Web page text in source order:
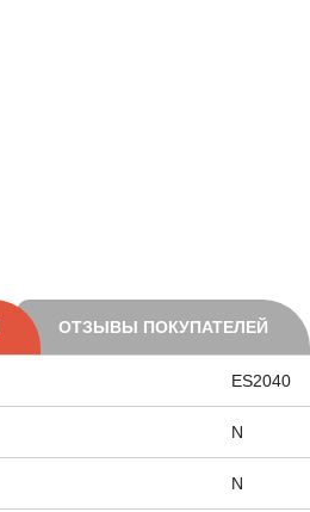
ОТЗЫВЫ ПОКУПАТЕЛЕЙ
ES2040
N
N